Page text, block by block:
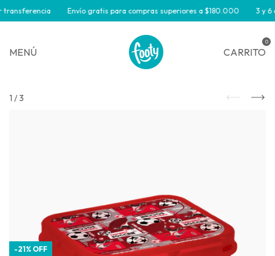
Envío gratis para compras superiores a $180.000 3 y 6
MENÚ CARRITO
0
1 /3
-21% OFF